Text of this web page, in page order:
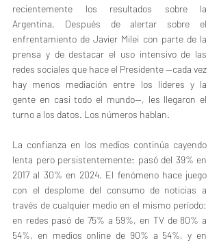
recientemente los resultados sobre la
Argentina. Después de alertar sobre el
enfrentamiento de Javier Milei con parte de la
prensa y de destacar el uso intensivo de las
redes sociales que hace el Presidente —cada vez
hay menos mediación entre los líderes y la
gente en casi todo el mundo—, les llegaron el
turno a los datos. Los números hablan.
La confianza en los medios continúa cayendo
lenta pero persistentemente: pasó del 39% en
2017 al 30% en 2024. El fenómeno hace juego
con el desplome del consumo de noticias a
través de cualquier medio en el mismo período:
en redes pasó de 75% a 59%, en TV de 80% a
54%, en medios online de 90% a 54%, y en